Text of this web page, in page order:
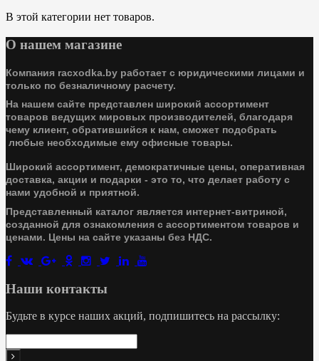
В этой категории нет товаров.
О нашем магазине
Компания racxodka.by работает с юридическими лицами и
только по безналичному расчету.
На нашем сайте представлен широкий ассортимент
товаров ведущих мировых производителей, благодаря
чему клиент, обратившийся к нам, сможет подобрать
любые необходимые ему офисные товары.
Широкий ассортимент, демократичные цены, оперативная
доставка, акции и подарки - это то, что делает работу с
нами удобной и приятной.
Представленный каталог является интернет-витриной,
созданной для ознакомления с ассортиментом товаров и
ценами. Цены на сайте указаны без НДС.
Наши контакты
Будьте в курсе наших акций, подпишитесь на рассылку: